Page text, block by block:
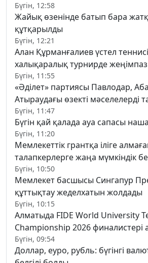
Бүгін, 12:58
Жайық өзенінде батып бара
құтқарылды
Бүгін, 12:21
Алан Құрманғалиев үстел
халықаралық турнирде
Бүгін, 11:55
«Әділет» партиясы Павлодар,
Атыраудағы өзекті мәселелерді
Бүгін, 11:47
Бүгін қай қалада ауа сапасы
Бүгін, 11:20
Мемлекеттік грантқа іліге
талапкерлерге жаңа мүмкіндік
Бүгін, 10:50
Мемлекет басшысы Сингапур
құттықтау жеделхатын жолдады
Бүгін, 10:15
Алматыда FIDE World University
Championship 2026 финалистері
Бүгін, 09:54
Доллар, еуро, рубль: бүгінгі